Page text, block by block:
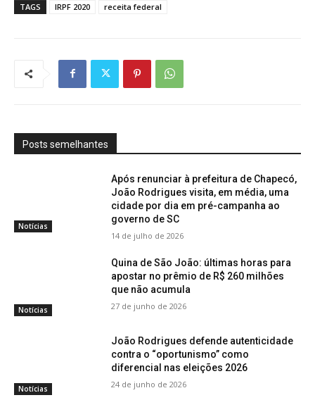
TAGS IRPF 2020 receita federal
Posts semelhantes
Notícias
Após renunciar à prefeitura de Chapecó,
João Rodrigues visita, em média, uma
cidade por dia em pré-campanha ao
governo de SC
14 de julho de 2026
Notícias
Quina de São João: últimas horas para
apostar no prêmio de R$ 260 milhões
que não acumula
27 de junho de 2026
Notícias
João Rodrigues defende autenticidade
contra o “oportunismo” como
diferencial nas eleições 2026
24 de junho de 2026